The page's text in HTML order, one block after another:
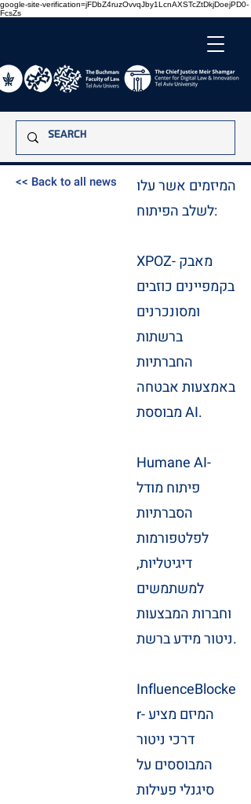
google-site-verification=jFDbZ4ruzOvvqJby1LcnAXSTcZtDkjDoejPD0-
FcsZs
<< Back to all news
המיזמים אשר עלו
לשלב הפיתוח:
XPOZ- מאבק
בקמפיינים כוזבים
ומסונכרנים
ברשתות
החברתיות
באמצעות אבטחה
מבוססת AI.
Humane AI-
פיתוח מודל
הסברתיות
לפלטפורמות
דיגיטליות,
למשתמשים
וחברות המבצעות
ניטור מידע ברשת.
InfluenceBlocke
r- המיזם מציע
דרכי ניטור
המבוססים על
סיגנלי פעילות